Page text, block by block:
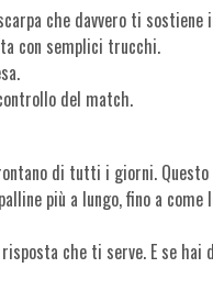
che davvero ti sostiene
con semplici trucchi.
del match.
di tutti i giorni.
più a lungo, fino a come
che ti serve. E se hai